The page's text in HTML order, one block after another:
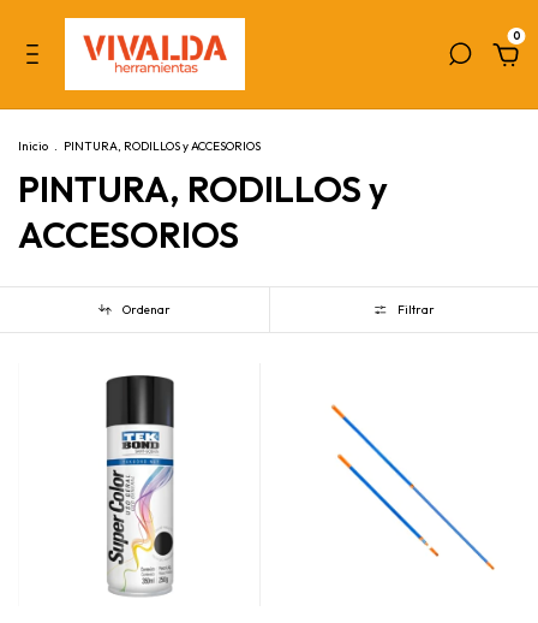
0
Inicio . PINTURA, RODILLOS y ACCESORIOS
PINTURA, RODILLOS y
ACCESORIOS
Ordenar Filtrar